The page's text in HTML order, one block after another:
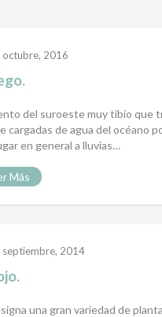
octubre, 2016
del suroeste muy tibio que
cargadas de agua del océano
en general a lluvias…
Más
septiembre, 2014
una gran variedad de